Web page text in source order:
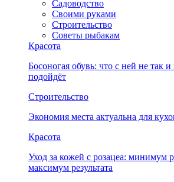
Садоводство
Своими руками
Строительство
Советы рыбакам
Красота
Босоногая обувь: что с ней не так
подойдёт
Строительство
Экономия места актуальна для
Красота
Уход за кожей с розацеа: минимум
максимум результата